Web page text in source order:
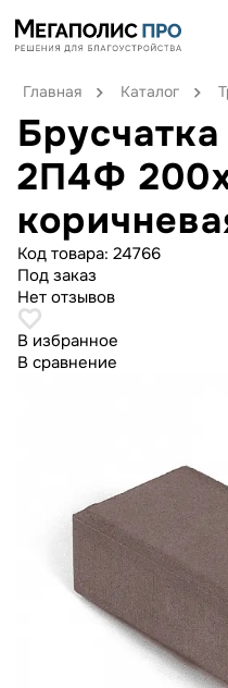
Главная Каталог
2П4Ф
Код товара: 24766
Под заказ
Нет отзывов
В избранное
В сравнение